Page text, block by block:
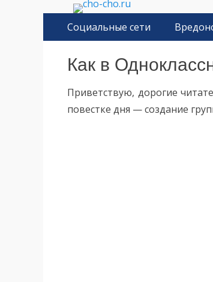
Чо?! Чо?!
Основное меню
Перейти
к
содержимому
Социальные сети
Как в
Приветствую, дорогие
повестке дня — создание